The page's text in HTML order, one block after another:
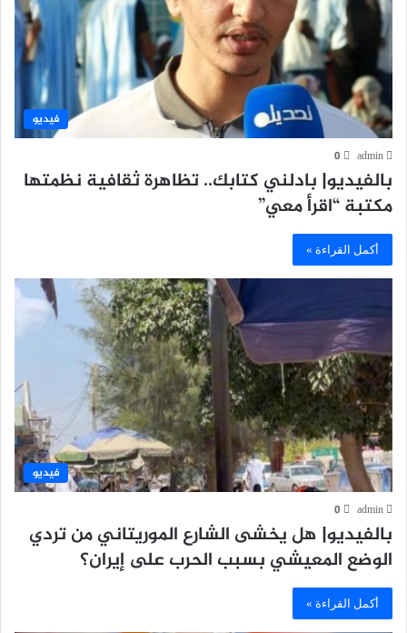
فيديو
admin
0
بالفيديو| بادلني كتابك.. تظاهرة ثقافية نظمتها
مكتبة “اقرأ معي”
أكمل القراءة »
فيديو
admin
0
بالفيديو| هل يخشى الشارع الموريتاني من تردي
الوضع المعيشي بسبب الحرب على إيران؟
أكمل القراءة »